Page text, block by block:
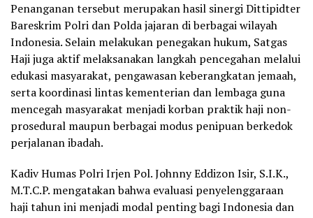
Penanganan tersebut merupakan hasil sinergi Dittipidter
Bareskrim Polri dan Polda jajaran di berbagai wilayah
Indonesia. Selain melakukan penegakan hukum, Satgas
Haji juga aktif melaksanakan langkah pencegahan melalui
edukasi masyarakat, pengawasan keberangkatan jemaah,
serta koordinasi lintas kementerian dan lembaga guna
mencegah masyarakat menjadi korban praktik haji non-
prosedural maupun berbagai modus penipuan berkedok
perjalanan ibadah.
Kadiv Humas Polri Irjen Pol. Johnny Eddizon Isir, S.I.K.,
M.T.C.P. mengatakan bahwa evaluasi penyelenggaraan
haji tahun ini menjadi modal penting bagi Indonesia dan